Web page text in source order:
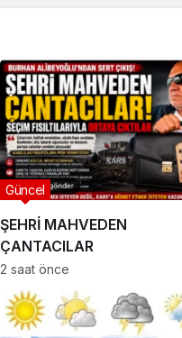
ŞEHRİ MAHVEDEN
ÇANTACILAR
Güncel
2 saat önce